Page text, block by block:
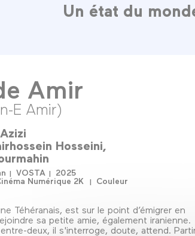
Un état du
Amir
E Amir)
Hosseini
VOSTA
2025
Numérique 2K Couleur
Téhéranais, est sur le point d’émigrer en
sa petite amie, également iranienne.
deux, il s'interroge, doute, attend.